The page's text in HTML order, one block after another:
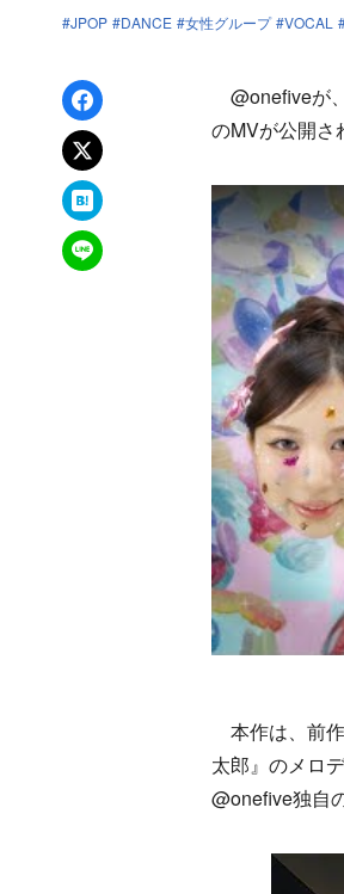
JPOP
DANCE 女性グループ VOCAL
Facebookでシェア
xでポスト
はてなブックマーク
LINEで送る
@onefiveが
のMVが公開さ
本作は、前
太郎』のメロ
@onefive独自